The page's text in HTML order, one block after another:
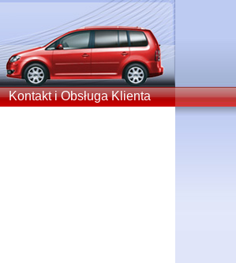
Kontakt i Obsługa Klienta